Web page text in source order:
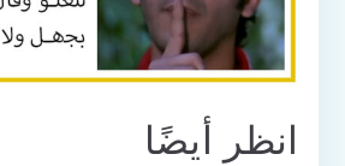
انظر أيضًا